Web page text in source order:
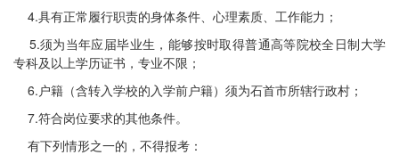
4.具有正常履行职责的身体条件、心理素质、工作能力；
5.须为当年应届毕业生，能够按时取得普通高等院校全日制大学
专科及以上学历证书，专业不限；
6.户籍（含转入学校的入学前户籍）须为石首市所辖行政村；
7.符合岗位要求的其他条件。
有下列情形之一的，不得报考：